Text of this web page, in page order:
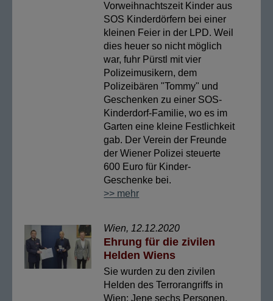
Vorweihnachtszeit Kinder aus
SOS Kinderdörfern bei einer
kleinen Feier in der LPD. Weil
dies heuer so nicht möglich
war, fuhr Pürstl mit vier
Polizeimusikern, dem
Polizeibären "Tommy" und
Geschenken zu einer SOS-
Kinderdorf-Familie, wo es im
Garten eine kleine Festlichkeit
gab. Der Verein der Freunde
der Wiener Polizei steuerte
600 Euro für Kinder-
Geschenke bei.
>> mehr
Wien, 12.12.2020
Ehrung für die zivilen
Helden Wiens
Sie wurden zu den zivilen
Helden des Terrorangriffs in
Wien: Jene sechs Personen,